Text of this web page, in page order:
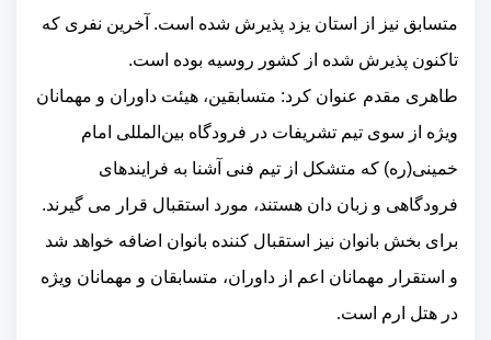
متسابق نیز از استان یزد پذیرش شده است. آخرین نفری که
تاکنون پذیرش شده از کشور روسیه بوده است.
طاهری مقدم عنوان کرد: متسابقین، هیئت داوران و مهمانان
ویژه از سوی تیم تشریفات در فرودگاه بین‌المللی امام
خمینی(ره) که متشکل از تیم فنی آشنا به فرایندهای
فرودگاهی و زبان دان هستند، مورد استقبال قرار می گیرند.
برای بخش بانوان نیز استقبال کننده بانوان اضافه خواهد شد
و استقرار مهمانان اعم از داوران، متسابقان و مهمانان ویژه
در هتل ارم است.